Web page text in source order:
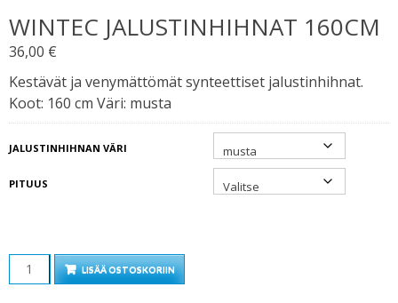
WINTEC JALUSTINHIHNAT 160CM
36,00 €
Kestävät ja venymättömät synteettiset jalustinhihnat.
Koot: 160 cm Väri: musta
JALUSTINHIHNAN VÄRI
PITUUS
LISÄÄ OSTOSKORIIN